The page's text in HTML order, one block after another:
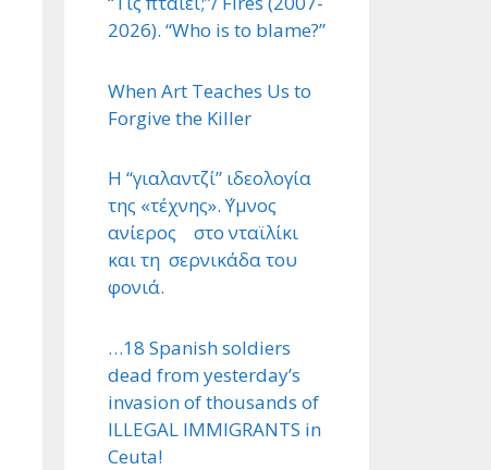
2026). “Who is to blame?”
When Art Teaches Us to
Forgive the Killer
Η “γιαλαντζί” ιδεολογία
της «τέχνης». ΄Υμνος
ανίερος στο νταϊλίκι
και τη σερνικάδα του
φονιά.
…18 Spanish soldiers
dead from yesterday’s
invasion of thousands of
ILLEGAL IMMIGRANTS in
Ceuta!